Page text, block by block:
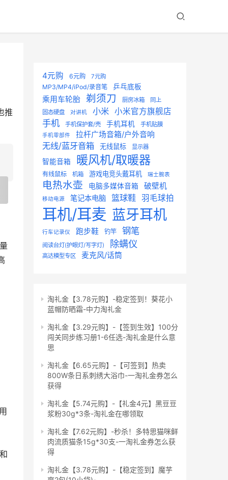
推
4元购 6元购 7元购
MP3/MP4/iPod/录音笔 乒乓底板
乘用车轮胎 剃须刀 厨房冰箱
同上
固态硬盘
对讲机 小米 小米官方旗舰店
手机 手机保护套/壳 手机耳机 手机贴膜
手机零部件 拉杆广场音箱/户外音响
无线/蓝牙音箱 无线鼠标 显示器
智能音箱 暖风机/取暖器
有线鼠标 机箱 游戏电竞头戴耳机 瑞士腕表
电热水壶 电脑多媒体音箱 破壁机
移动电源 笔记本电脑 篮球鞋 羽毛球拍
耳机/耳麦 蓝牙耳机
行车记录仪 跑步鞋 钓竿 钢笔
阅读台灯(护眼灯/写字灯) 除螨仪
高达模型专区 麦克风/话筒
淘礼金【3.78元购】-稳定签到！葵花小
蓝帽防晒霜-中力淘礼金
淘礼金【3.29元购】-【签到生效】100分
闯关同步练习册1-6任选-淘礼金是什么意
思
淘礼金【6.65元购】-【可签到】热卖
800W条日系刺绣大浴巾-一淘礼金券怎么
获得
淘礼金【5.74元购】-【礼金4元】黑豆豆
浆粉30g*3条-淘礼金在哪领取
淘礼金【7.62元购】-秒杀！多特思猫咪鲜
肉流质猫条15g*30支-一淘礼金券怎么获
得
淘礼金【3.78元购】-【稳定签到】魔芋